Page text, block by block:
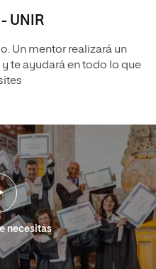
UNIR
Un mentor realizará un
te ayudará en todo lo que
necesitas